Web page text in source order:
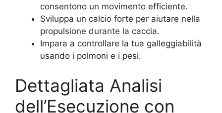
consentono un movimento efficiente.
Sviluppa un calcio forte per aiutare nella
propulsione durante la caccia.
Impara a controllare la tua galleggiabilità
usando i polmoni e i pesi.
Dettagliata Analisi
dell’Esecuzione con